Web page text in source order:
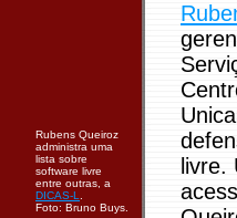
Rubens Queiroz
administra uma
lista sobre
software livre
entre outras, a
DICAS-L
Foto: Bruno Buys.